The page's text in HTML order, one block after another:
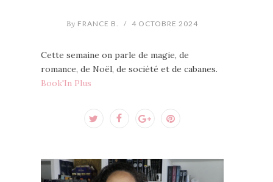
By FRANCE B. / 4 OCTOBRE 2024
Cette semaine on parle de magie, de
romance, de Noël, de société et de cabanes.
Book'In Plus